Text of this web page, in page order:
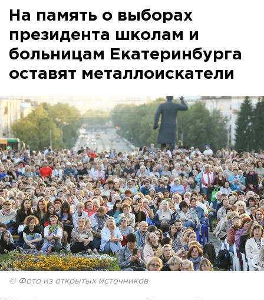
На память о выборах
президента школам и
больницам Екатеринбурга
оставят металлоискатели
© Фото из открытых источников